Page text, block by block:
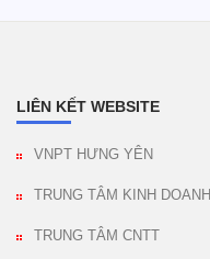
LIÊN KẾT WEBSITE
VNPT HƯNG YÊN
TRUNG TÂM KINH DOANH
TRUNG TÂM CNTT